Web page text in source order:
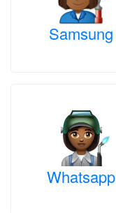
Samsung
Whatsapp